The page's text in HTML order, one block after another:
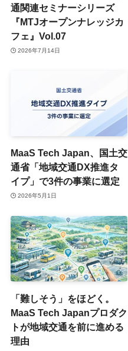
通関連セミナーシリーズ
『MTJオープンナレッジカ
フェ』Vol.07
2026年7月14日
MaaS Tech Japan、国土交
通省「地域交通DX推進タ
イプ」で3件の事業に選定
2026年5月1日
「難しそう」をほどく。
MaaS Tech Japanプロダク
トが地域交通を前に進める
理由